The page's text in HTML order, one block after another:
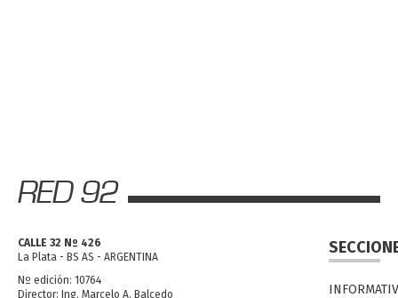
CALLE 32 Nº 426
La Plata - BS AS - ARGENTINA
Nº edición: 10764
Director: Ing. Marcelo A. Balcedo